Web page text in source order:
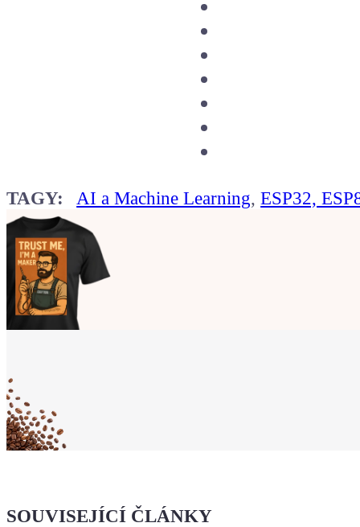
TAGY: AI a Machine Learning,ESP32,
že jsi Maker!
Koupit tričko
SOUVISEJÍCÍ ČLÁNKY